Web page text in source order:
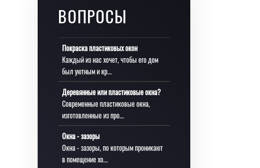
ВОПРОСЫ
Покраска пластиковых окон
Каждый из нас хочет, чтобы его дом
был уютным и кр...
Деревянные или пластиковые окна?
Современные пластиковые окна,
изготовленные из про...
Окна - зазоры
Окна - зазоры, по которым проникают
в помещение хо...